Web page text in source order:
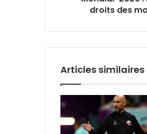
droits des
Articles similaires